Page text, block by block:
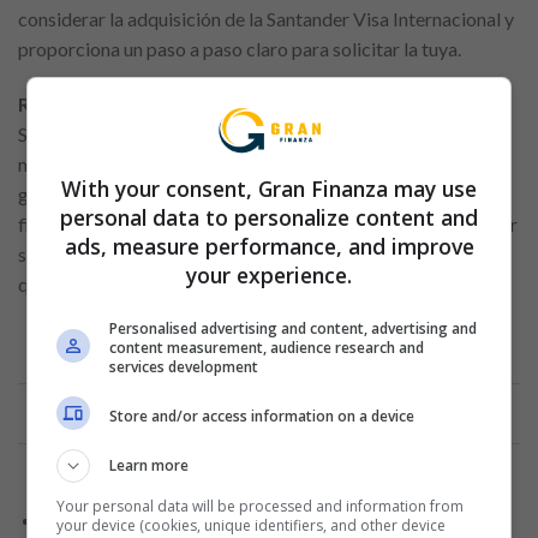
considerar la adquisición de la Santander Visa Internacional y
proporciona un paso a paso claro para solicitar la tuya.
Razones para Elegir la Tarjeta Santander Visa
Santander Visa es una tarjeta de crédito internacional que va
más allá de ser un simple medio de pago. Ofrece una amplia
gama de beneficios, incluyendo seguros, programas de
fidelidad, promociones, y descuentos exclusivos. Destaca por
su versatilidad y se posiciona como una opción ideal para
quienes desean aprovechar al máximo sus compras.
Ventajas Financieras: Cuota de Manejo Cero y Cupo
With your consent, Gran Finanza may use
personal data to personalize content and
ads, measure performance, and improve
your experience.
Personalised advertising and content, advertising and
content measurement, audience research and
services development
Store and/or access information on a device
Learn more
Your personal data will be processed and information from
your device (cookies, unique identifiers, and other device